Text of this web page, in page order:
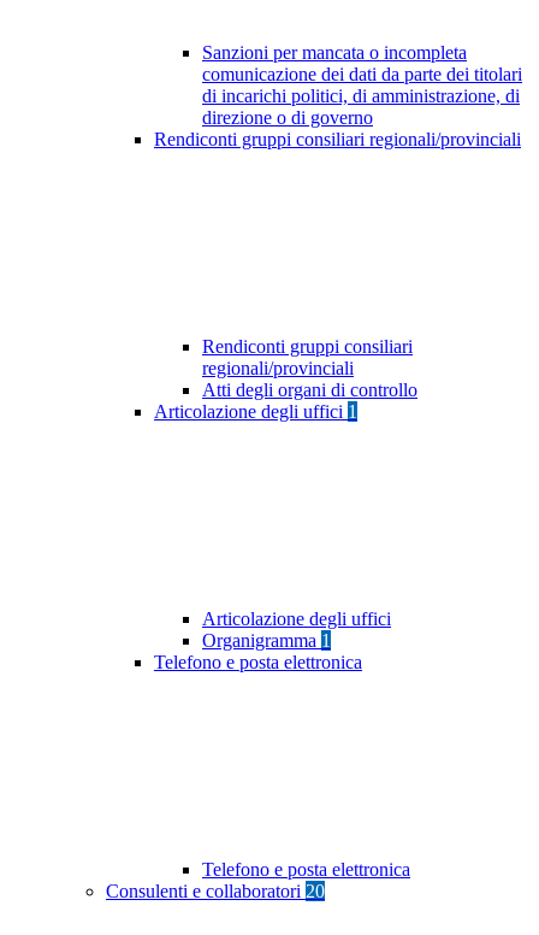
Sanzioni per mancata o incompleta
comunicazione dei dati da parte dei titolari
di incarichi politici, di amministrazione, di
direzione o di governo
Rendiconti gruppi consiliari regionali/provinciali
Rendiconti gruppi consiliari
regionali/provinciali
Atti degli organi di controllo
Articolazione degli uffici 1
Articolazione degli uffici
Organigramma 1
Telefono e posta elettronica
Telefono e posta elettronica
Consulenti e collaboratori 20